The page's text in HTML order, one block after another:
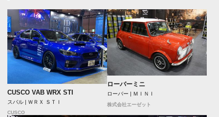
CUSCO VAB WRX STI
スバル | ＷＲＸ ＳＴＩ
CUSCO
ローバーミニ
ローバー | ＭＩＮＩ
株式会社エーゼット